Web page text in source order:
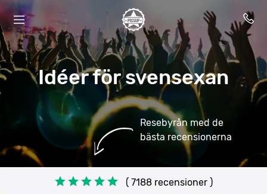
Idéer för svensexan
Resebyrån med de
bästa recensionerna
( 7188 recensioner )